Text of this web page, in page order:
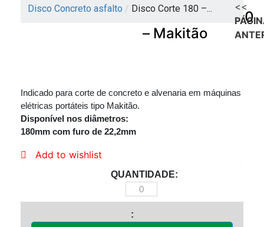
Disco Corte 180
– Makitão
Disco Concreto asfalto / Disco Corte 180 –...
<<
Indicado para corte de concreto e alvenaria em máquinas
elétricas portáteis tipo Makitão.
Disponível nos diâmetros:
180mm com furo de 22,2mm
Add to wishlist
Disco
Corte
180